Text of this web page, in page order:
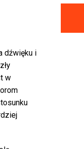
dźwięku i
w